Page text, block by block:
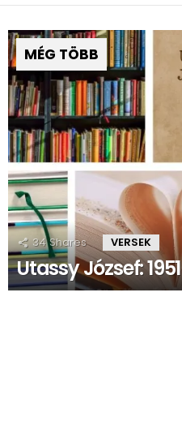
MÉG TÖBB
34 Shares VERSEK
Utassy József: 1951